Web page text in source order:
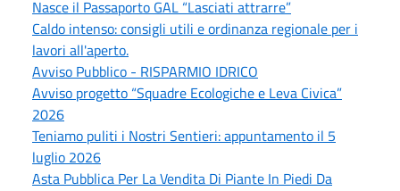
Nasce il Passaporto GAL “Lasciati attrarre”
Caldo intenso: consigli utili e ordinanza regionale per i
lavori all'aperto.
Avviso Pubblico - RISPARMIO IDRICO
Avviso progetto “Squadre Ecologiche e Leva Civica”
2026
Teniamo puliti i Nostri Sentieri: appuntamento il 5
luglio 2026
Asta Pubblica Per La Vendita Di Piante In Piedi Da